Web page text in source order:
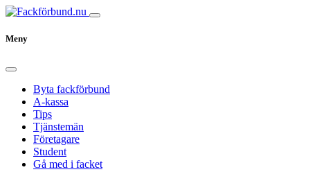
Meny
Byta fackförbund
A-kassa
Tips
Tjänstemän
Företagare
Student
Gå med i facket